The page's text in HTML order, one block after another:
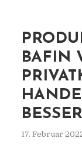
BAFIN
17. Februar